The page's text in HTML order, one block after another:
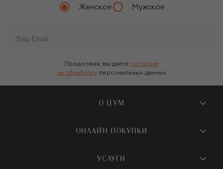
Женское Мужское
Продолжая, вы даете согласие
на обработку персональных данных
О ЦУМ
О магазине
Бутики и ПВЗ ЦУМ
ОНЛАЙН ПОКУПКИ
УСЛУГИ